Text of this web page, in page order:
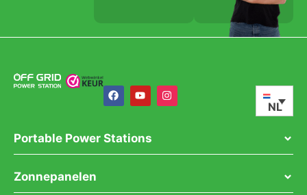
NL
Portable Power Stations
Zonnepanelen